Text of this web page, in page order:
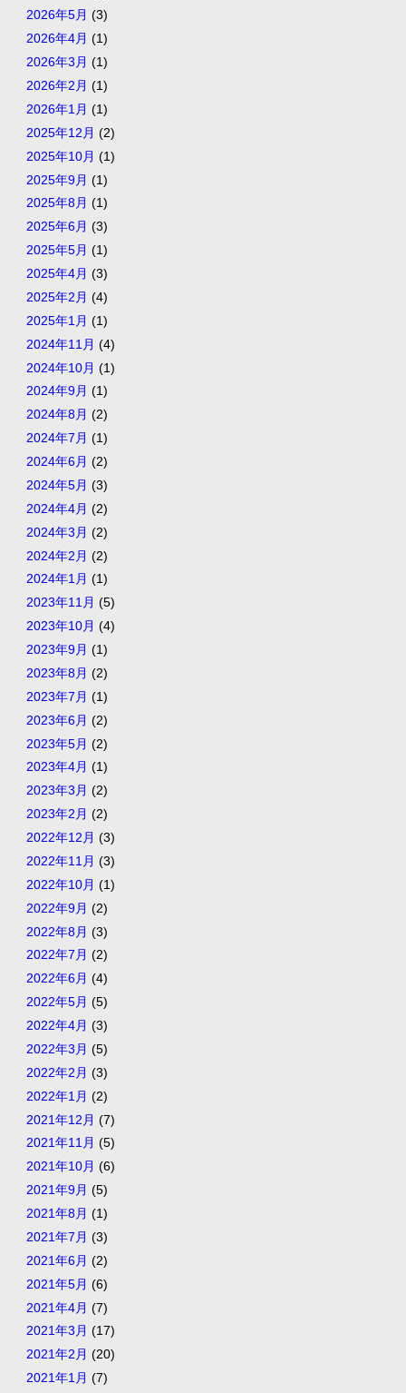
2026年5月 (3)
2026年4月 (1)
2026年3月 (1)
2026年2月 (1)
2026年1月 (1)
2025年12月 (2)
2025年10月 (1)
2025年9月 (1)
2025年8月 (1)
2025年6月 (3)
2025年5月 (1)
2025年4月 (3)
2025年2月 (4)
2025年1月 (1)
2024年11月 (4)
2024年10月 (1)
2024年9月 (1)
2024年8月 (2)
2024年7月 (1)
2024年6月 (2)
2024年5月 (3)
2024年4月 (2)
2024年3月 (2)
2024年2月 (2)
2024年1月 (1)
2023年11月 (5)
2023年10月 (4)
2023年9月 (1)
2023年8月 (2)
2023年7月 (1)
2023年6月 (2)
2023年5月 (2)
2023年4月 (1)
2023年3月 (2)
2023年2月 (2)
2022年12月 (3)
2022年11月 (3)
2022年10月 (1)
2022年9月 (2)
2022年8月 (3)
2022年7月 (2)
2022年6月 (4)
2022年5月 (5)
2022年4月 (3)
2022年3月 (5)
2022年2月 (3)
2022年1月 (2)
2021年12月 (7)
2021年11月 (5)
2021年10月 (6)
2021年9月 (5)
2021年8月 (1)
2021年7月 (3)
2021年6月 (2)
2021年5月 (6)
2021年4月 (7)
2021年3月 (17)
2021年2月 (20)
2021年1月 (7)